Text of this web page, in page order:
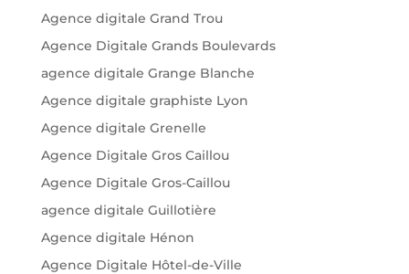
Agence digitale Grand Trou
Agence Digitale Grands Boulevards
agence digitale Grange Blanche
Agence digitale graphiste Lyon
Agence digitale Grenelle
Agence Digitale Gros Caillou
Agence Digitale Gros-Caillou
agence digitale Guillotière
Agence digitale Hénon
Agence Digitale Hôtel-de-Ville